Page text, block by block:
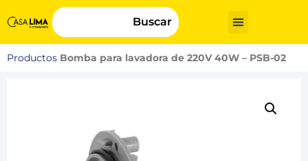
Buscar
Productos Bomba para lavadora de 220V 40W – PSB-02